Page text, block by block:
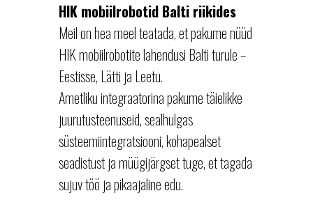
HIK mobiilrobotid Balti riikides
Meil on hea meel teatada, et pakume nüüd
HIK mobiilrobotite lahendusi Balti turule –
Eestisse, Lätti ja Leetu.
Ametliku integraatorina pakume täielikke
juurutusteenuseid, sealhulgas
süsteemiintegratsiooni, kohapealset
seadistust ja müügijärgset tuge, et tagada
sujuv töö ja pikaajaline edu.